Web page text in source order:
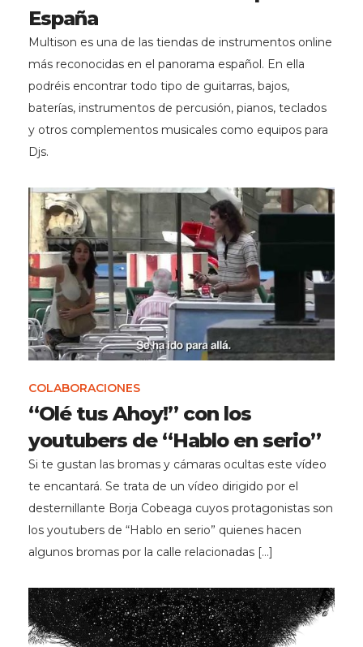
España
Multison es una de las tiendas de instrumentos online
más reconocidas en el panorama español. En ella
podréis encontrar todo tipo de guitarras, bajos,
baterías, instrumentos de percusión, pianos, teclados
y otros complementos musicales como equipos para
Djs.
COLABORACIONES
“Olé tus Ahoy!” con los
youtubers de “Hablo en serio”
Si te gustan las bromas y cámaras ocultas este vídeo
te encantará. Se trata de un vídeo dirigido por el
desternillante Borja Cobeaga cuyos protagonistas son
los youtubers de “Hablo en serio” quienes hacen
algunos bromas por la calle relacionadas […]